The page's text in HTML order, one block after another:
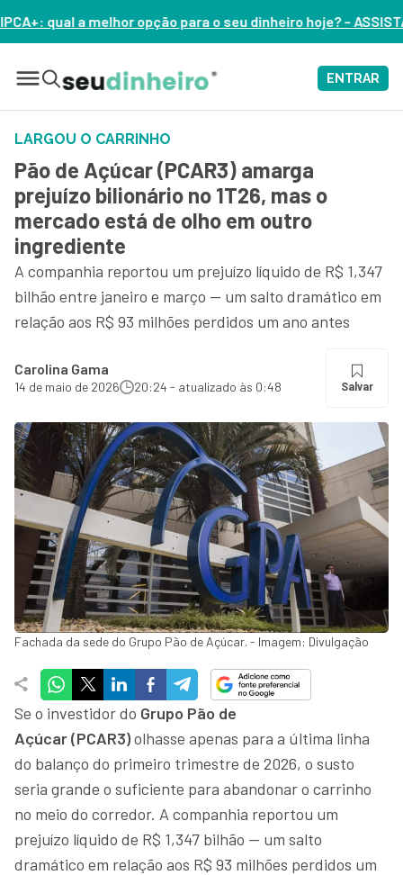
o seu dinheiro hoje? – ASSISTA AGORA
ENTRAR
LARGOU O CARRINHO
Pão de Açúcar (PCAR3) amarga
prejuízo bilionário no 1T26, mas o
mercado está de olho em outro
ingrediente
A companhia reportou um prejuízo líquido de R$ 1,347
bilhão entre janeiro e março — um salto dramático em
relação aos R$ 93 milhões perdidos um ano antes
Carolina Gama
14 de maio de 2026 20:24 - atualizado às 0:48 Salvar
Fachada da sede do Grupo Pão de Açúcar. - Imagem: Divulgação
Se o investidor do Grupo Pão de
Açúcar (PCAR3)olhasse apenas para a última linha
do balanço do primeiro trimestre de 2026, o susto
seria grande o suficiente para abandonar o carrinho
no meio do corredor. A companhia reportou um
prejuízo líquido de R$ 1,347 bilhão — um salto
dramático em relação aos R$ 93 milhões perdidos um